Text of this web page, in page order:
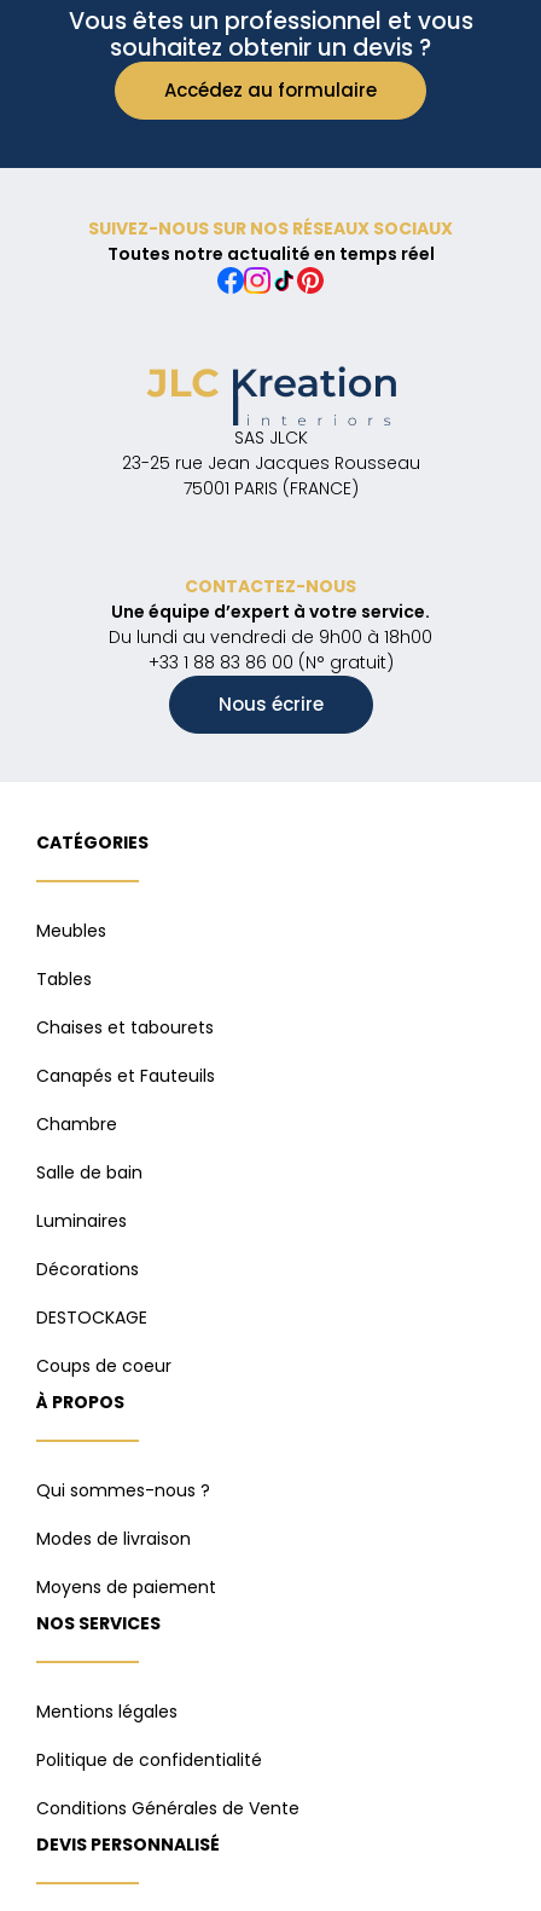
Vous êtes un professionnel et vous
souhaitez obtenir un devis ?
Accédez au formulaire
SUIVEZ-NOUS SUR NOS RÉSEAUX SOCIAUX
Toutes notre actualité en temps réel
SAS JLCK
23-25 rue Jean Jacques Rousseau
75001 PARIS (FRANCE)
CONTACTEZ-NOUS
Une équipe d’expert à votre service.
Du lundi au vendredi de 9h00 à 18h00
+33 1 88 83 86 00 (N° gratuit)
Nous écrire
CATÉGORIES
Meubles
Tables
Chaises et tabourets
Canapés et Fauteuils
Chambre
Salle de bain
Luminaires
Décorations
DESTOCKAGE
Coups de coeur
À PROPOS
Qui sommes-nous ?
Modes de livraison
Moyens de paiement
NOS SERVICES
Mentions légales
Politique de confidentialité
Conditions Générales de Vente
DEVIS PERSONNALISÉ